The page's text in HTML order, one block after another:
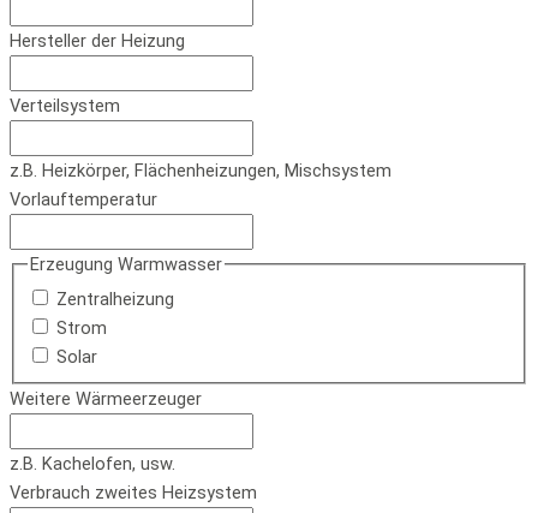
Hersteller der Heizung
Verteilsystem
z.B. Heizkörper, Flächenheizungen, Mischsystem
Vorlauftemperatur
Erzeugung Warmwasser
Zentralheizung
Strom
Solar
Weitere Wärmeerzeuger
z.B. Kachelofen, usw.
Verbrauch zweites Heizsystem